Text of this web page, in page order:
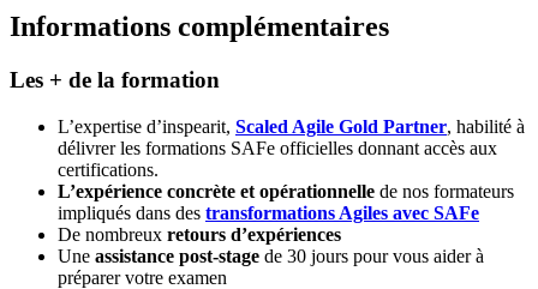
Informations complémentaires
Les + de la formation
L’expertise d’inspearit, Scaled Agile Gold Partner, habilité à
délivrer les formations SAFe officielles donnant accès aux
certifications.
L’expérience concrète et opérationnelle de nos formateurs
impliqués dans des transformations Agiles avec SAFe
De nombreux retours d’expériences
Une assistance post-stage de 30 jours pour vous aider à
préparer votre examen